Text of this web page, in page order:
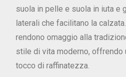
suola in pelle e suola in iuta e
laterali che facilitano la
rendono omaggio alla
stile di vita moderno, offrendo
tocco di raffinatezza.